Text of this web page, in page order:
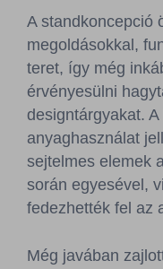
A standkoncepció
megoldásokkal,
teret, így még
érvényesülni
designtárgyakat.
anyaghasználat
sejtelmes elemek
során egyesével,
fedezhették fel az
Még javában